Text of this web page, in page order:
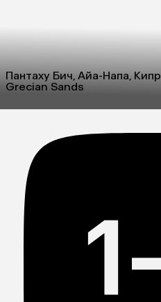
Пантаху Бич, Айа-Напа, Кипр
Grecian Sands